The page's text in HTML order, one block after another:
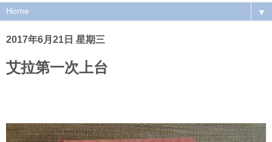
▼
2017年6月21日 星期三
艾拉第一次上台